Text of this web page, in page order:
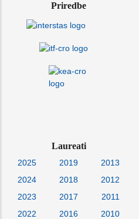
Priredbe
Laureati
2025
2024
2023
2022
2019
2018
2017
2016
2013
2012
2011
2010